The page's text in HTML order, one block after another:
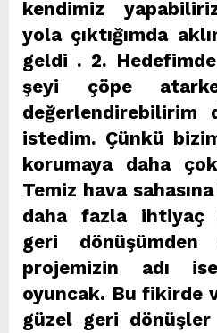
kendimiz
yola çıktığımda
geldi . 2.
şeyi çöpe
değerlendirebilirim
istedim. Çünkü
korumaya daha
Temiz hava
daha fazla ihtiyaç
geri dönüşümden
projemizin adı
oyuncak. Bu fikirde
güzel geri dönüşler